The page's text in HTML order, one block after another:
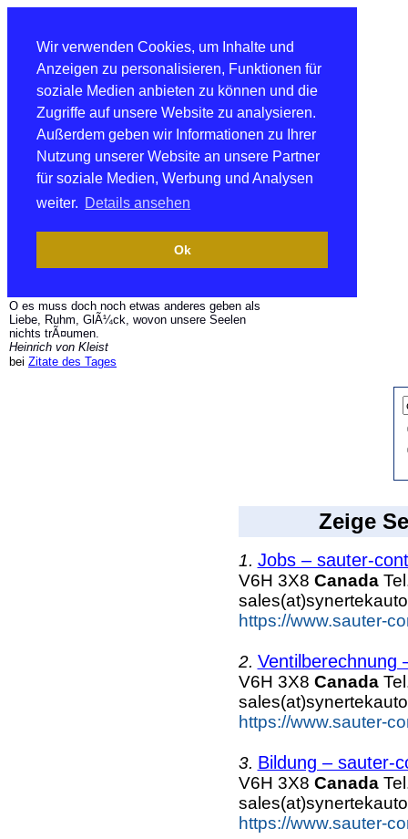
Wir verwenden Cookies, um Inhalte und
Anzeigen zu personalisieren, Funktionen für
soziale Medien anbieten zu können und die
Zugriffe auf unsere Website zu analysieren.
Außerdem geben wir Informationen zu Ihrer
Nutzung unserer Website an unsere Partner
für soziale Medien, Werbung und Analysen
weiter. Details ansehen
Ok
O es muss doch noch etwas anderes geben als
Liebe, Ruhm, GlÃ¼ck, wovon unsere Seelen
nichts trÃ¤umen.
Heinrich von Kleist
bei Zitate des Tages
Zeige
1. Jobs – sauter-
V6H 3X8 Canada
https://www.sauter-
2. Ventilberechnung
V6H 3X8 Canada
https://www.sauter-
3. Bildung – sauter-
V6H 3X8 Canada
https://www.sauter-